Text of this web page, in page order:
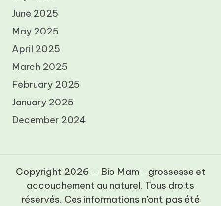
June 2025
May 2025
April 2025
March 2025
February 2025
January 2025
December 2024
Copyright 2026 — Bio Mam - grossesse et
accouchement au naturel. Tous droits
réservés. Ces informations n’ont pas été